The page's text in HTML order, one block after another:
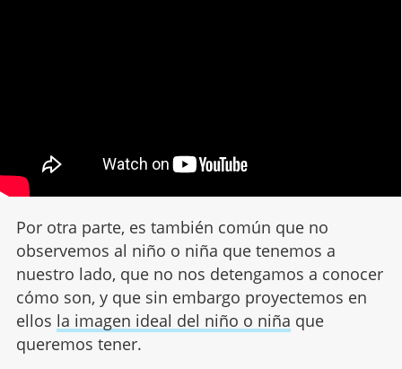
Por otra parte, es también común que no
observemos al niño o niña que tenemos a
nuestro lado, que no nos detengamos a conocer
cómo son, y que sin embargo proyectemos en
ellos la imagen ideal del niño o niña que
queremos tener.